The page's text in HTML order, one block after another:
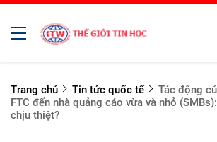
Trang chủ Tin tức quốc tế
Tác động
FTC đến nhà quảng cáo vừa và nhỏ
chịu thiệt?